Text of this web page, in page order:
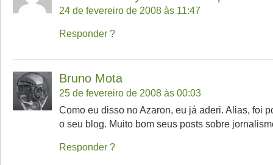
24 de fevereiro de 2008 às 11:47
Responder
Bruno Mota
25 de fevereiro de 2008 às 00:03
Como eu disso no Azaron, eu já aderi. Alias, foi
o seu blog. Muito bom seus posts sobre
Responder